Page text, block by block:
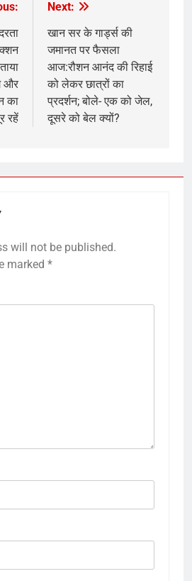
और
का
रहें
Next:
खान सर के गार्ड्स की
जमानत पर फैसला
आज:रौशन आनंद की रिहाई
को लेकर छात्रों का
प्रदर्शन; बोले- एक को जेल,
दूसरे को बेल क्यों?
will not be published.
marked *